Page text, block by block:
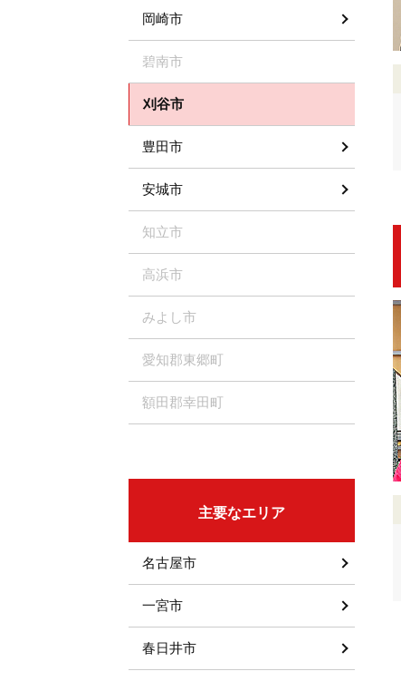
岡崎市
碧南市
刈谷市
豊田市
安城市
知立市
高浜市
みよし市
愛知郡東郷町
額田郡幸田町
主要なエリア
名古屋市
一宮市
春日井市